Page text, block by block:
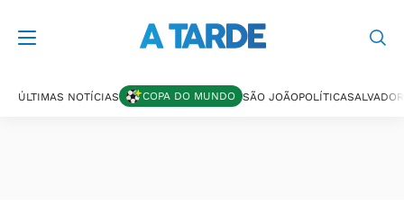
ÚLTIMAS NOTÍCIAS COPA DO MUNDO SÃO JOÃOPOLÍTICASALVADOR